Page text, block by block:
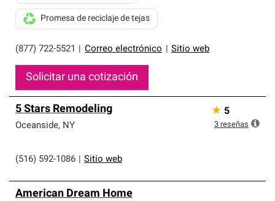
(877) 722-5521 Correo electrónico Sitio web
Promesa de reciclaje de tejas
Solicitar una cotización
5 Stars Remodeling
Oceanside, NY
(516) 592-1086 Sitio web
★ 5
3 reseñas
American Dream Home